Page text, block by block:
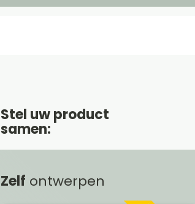
Stel uw product
samen:
Zelf ontwerpen